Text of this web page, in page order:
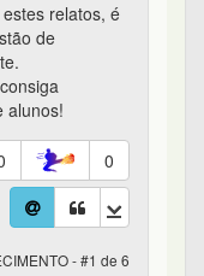
relatos, é
de
alunos!
0
- #1 de 6